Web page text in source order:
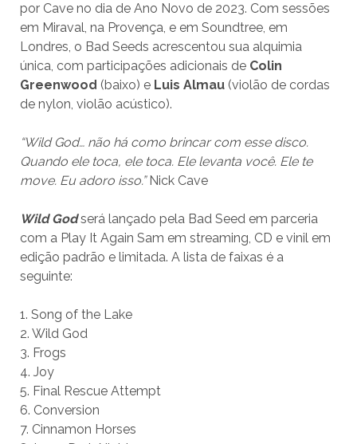
por Cave no dia de Ano Novo de 2023. Com sessões
em Miraval, na Provença, e em Soundtree, em
Londres, o Bad Seeds acrescentou sua alquimia
única, com participações adicionais de Colin
Greenwood (baixo) e Luis Almau(violão de cordas
de nylon, violão acústico).
“Wild God… não há como brincar com esse disco.
Quando ele toca, ele toca. Ele levanta você. Ele te
move. Eu adoro isso.”Nick Cave
Wild Godserá lançado pela Bad Seed em parceria
com a Play It Again Sam em streaming, CD e vinil em
edição padrão e limitada. A lista de faixas é a
seguinte:
1. Song of the Lake
2. Wild God
3. Frogs
4. Joy
5. Final Rescue Attempt
6. Conversion
7. Cinnamon Horses